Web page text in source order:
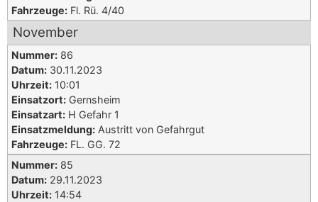
Fahrzeuge: Fl. Rü. 4/40
November
Nummer: 86
Datum: 30.11.2023
Uhrzeit: 10:01
Einsatzort: Gernsheim
Einsatzart: H Gefahr 1
Einsatzmeldung: Austritt von Gefahrgut
Fahrzeuge: FL. GG. 72
Nummer: 85
Datum: 29.11.2023
Uhrzeit: 14:54